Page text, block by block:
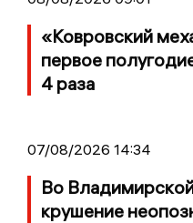
«Ковровский
первое
4 раза
07/08/2026 14:34
Во
крушение